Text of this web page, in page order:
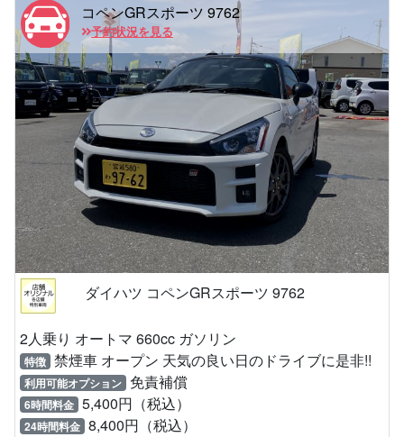
コペンGRスポーツ 9762
予約状況を見る
ダイハツ コペンGRスポーツ 9762
2人乗り オートマ 660cc ガソリン
特徴 禁煙車 オープン 天気の良い日のドライブに是非!!
利用可能オプション 免責補償
6時間料金 5,400円（税込）
24時間料金 8,400円（税込）